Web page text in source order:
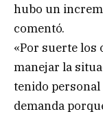
hubo un
comentó.
«Por suerte los
manejar la
tenido
demanda